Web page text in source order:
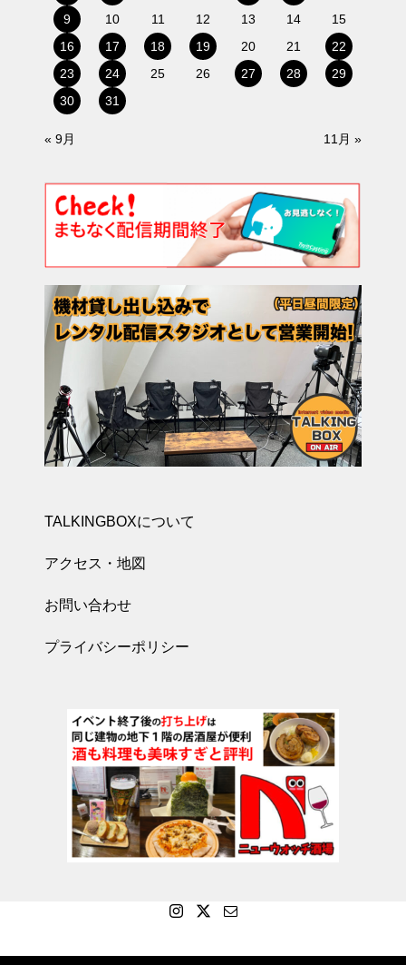
9
10 11 12 13 14
15
16
17 18 19 20 21
22
23
24 25 26 27 28
29
30
31
« 9月 11月 »
TALKINGBOXについて
アクセス・地図
お問い合わせ
プライバシーポリシー